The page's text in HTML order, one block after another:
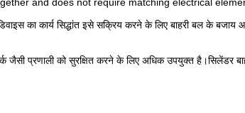
का कार्य सिद्धांत इसे सक्रिय करने के लिए बाहरी बल के बजाय
जैसी प्रणाली को सुरक्षित करने के लिए अधिक उपयुक्त है।सिलेंडर